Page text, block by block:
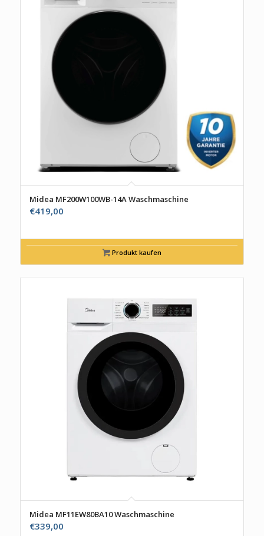
Midea MF200W100WB-14A Waschmaschine
€419,00
Produkt kaufen
Midea MF11EW80BA10 Waschmaschine
€339,00